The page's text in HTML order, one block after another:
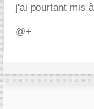
j'ai pourtant mis
@+